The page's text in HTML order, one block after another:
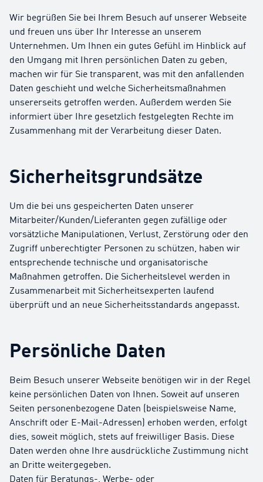
Wir begrüßen Sie bei Ihrem Besuch auf unserer Webseite
und freuen uns über Ihr Interesse an unserem
Unternehmen. Um Ihnen ein gutes Gefühl im Hinblick auf
den Umgang mit Ihren persönlichen Daten zu geben,
machen wir für Sie transparent, was mit den anfallenden
Daten geschieht und welche Sicherheitsmaßnahmen
unsererseits getroffen werden. Außerdem werden Sie
informiert über Ihre gesetzlich festgelegten Rechte im
Zusammenhang mit der Verarbeitung dieser Daten.
Sicherheitsgrundsätze
Um die bei uns gespeicherten Daten unserer
Mitarbeiter/Kunden/Lieferanten gegen zufällige oder
vorsätzliche Manipulationen, Verlust, Zerstörung oder den
Zugriff unberechtigter Personen zu schützen, haben wir
entsprechende technische und organisatorische
Maßnahmen getroffen. Die Sicherheitslevel werden in
Zusammenarbeit mit Sicherheitsexperten laufend
überprüft und an neue Sicherheitsstandards angepasst.
Persönliche Daten
Beim Besuch unserer Webseite benötigen wir in der Regel
keine persönlichen Daten von Ihnen. Soweit auf unseren
Seiten personenbezogene Daten (beispielsweise Name,
Anschrift oder E-Mail-Adressen) erhoben werden, erfolgt
dies, soweit möglich, stets auf freiwilliger Basis. Diese
Daten werden ohne Ihre ausdrückliche Zustimmung nicht
an Dritte weitergegeben.
Daten für Beratungs-, Werbe- oder